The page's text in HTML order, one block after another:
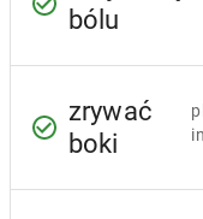
bólu
zrywać
boki